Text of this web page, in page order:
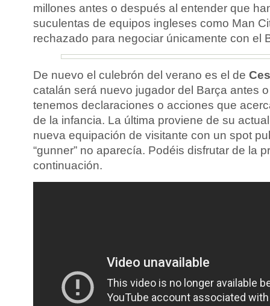
millones antes o después al entender que
suculentas de equipos ingleses como Man
rechazado para negociar únicamente con el
De nuevo el culebrón del verano es el de
catalán será nuevo jugador del Barça antes
tenemos declaraciones o acciones que
de la infancia. La última proviene de su
nueva equipación de visitante con un spot
“gunner” no aparecía. Podéis disfrutar de la
continuación.